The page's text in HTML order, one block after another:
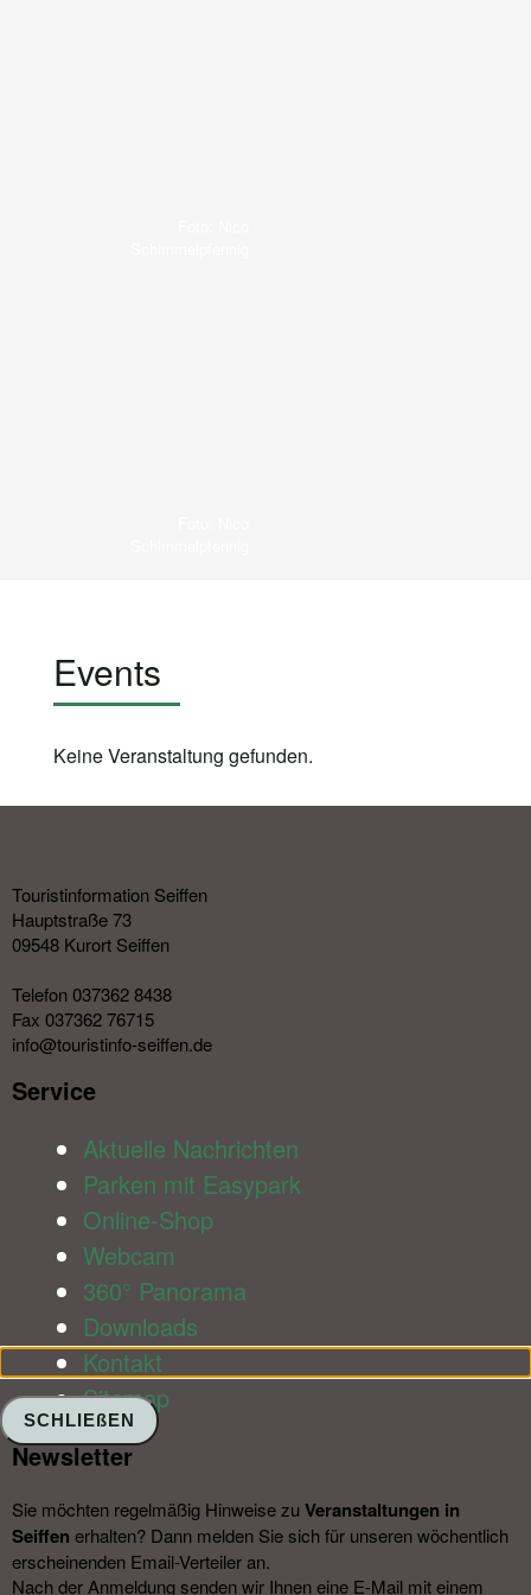
Events
Keine Veranstaltung gefunden.
Touristinformation Seiffen
Hauptstraße 73
09548 Kurort Seiffen
Telefon 037362 8438
Fax 037362 76715
info@touristinfo-seiffen.de
Service​
Aktuelle Nachrichten
Parken mit Easypark
Online-Shop
Webcam
360° Panorama
Downloads
Kontakt
Sitemap
Newsletter​
Sie möchten regelmäßig Hinweise zu Veranstal­tungen in
Seiffen erhalten? Dann melden Sie sich für unseren wöchentlich
erscheinenden Email-Verteiler an.
Nach der Anmeldung senden wir Ihnen eine E-Mail mit einem
SCHLIEßEN